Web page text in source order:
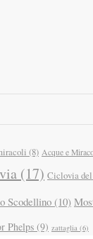
(8) Acque e
(17) Ciclovia
Scodellino(10)
Phelps (9) zattaglia (6)